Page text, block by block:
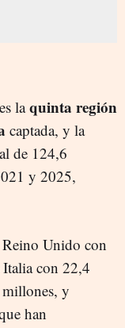
laquinta región
captada, y la
de 124,6
y 2025,
Reino Unido con
con 22,4
y
han